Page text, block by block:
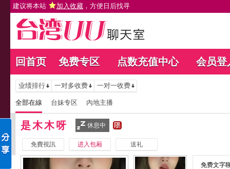
建议将本站 加入收藏 ，方便日后找寻
回首页 免费专区 点数充值中心 会员登
业绩排行 一对多收费 一对一收费
全部在線 台妹专区 內地主播
是木木呀 休息中
免費視訊 进入包厢 送礼
免费文字